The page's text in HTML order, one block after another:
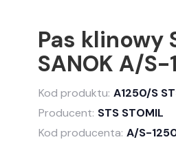
Pas klinowy
SANOK A/S-
Kod produktu: A1250/S
Producent: STS STOMIL
Kod producenta: A/S-